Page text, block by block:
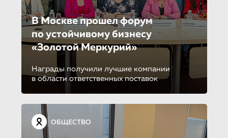
В Москве прошел форум
по устойчиво­му бизнесу
«Золотой Меркурий»
Награды получили лучшие компании
в области ответственных поставок
ОБЩЕСТВО